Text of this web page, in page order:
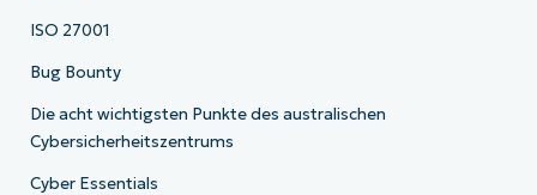
ISO 27001
Bug Bounty
Die acht wichtigsten Punkte des australischen
Cybersicherheitszentrums
Cyber Essentials